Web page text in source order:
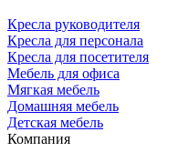
Кресла руководителя
Кресла для персонала
Кресла для посетителя
Мебель для офиса
Мягкая мебель
Домашняя мебель
Детская мебель
Компания